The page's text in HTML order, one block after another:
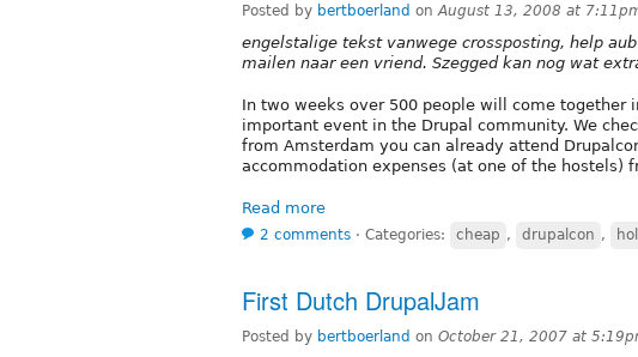
Posted by bertboerland onAugust 13, 2008 at
engelstalige tekst vanwege crossposting, help
mailen naar een vriend. Szegged kan nog wat
In two weeks over 500 people will come together
important event in the Drupal community. We
from Amsterdam you can already attend
accommodation expenses (at one of the hostels)
Read more
2 comments ⋅ Categories: cheap , drupalcon ,
First Dutch DrupalJam
Posted by bertboerland on October 21, 2007 at